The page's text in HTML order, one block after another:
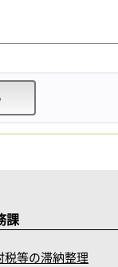
課
税等の滞納整理